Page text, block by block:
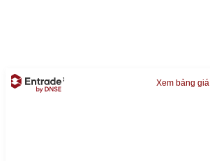
Xem bảng giá